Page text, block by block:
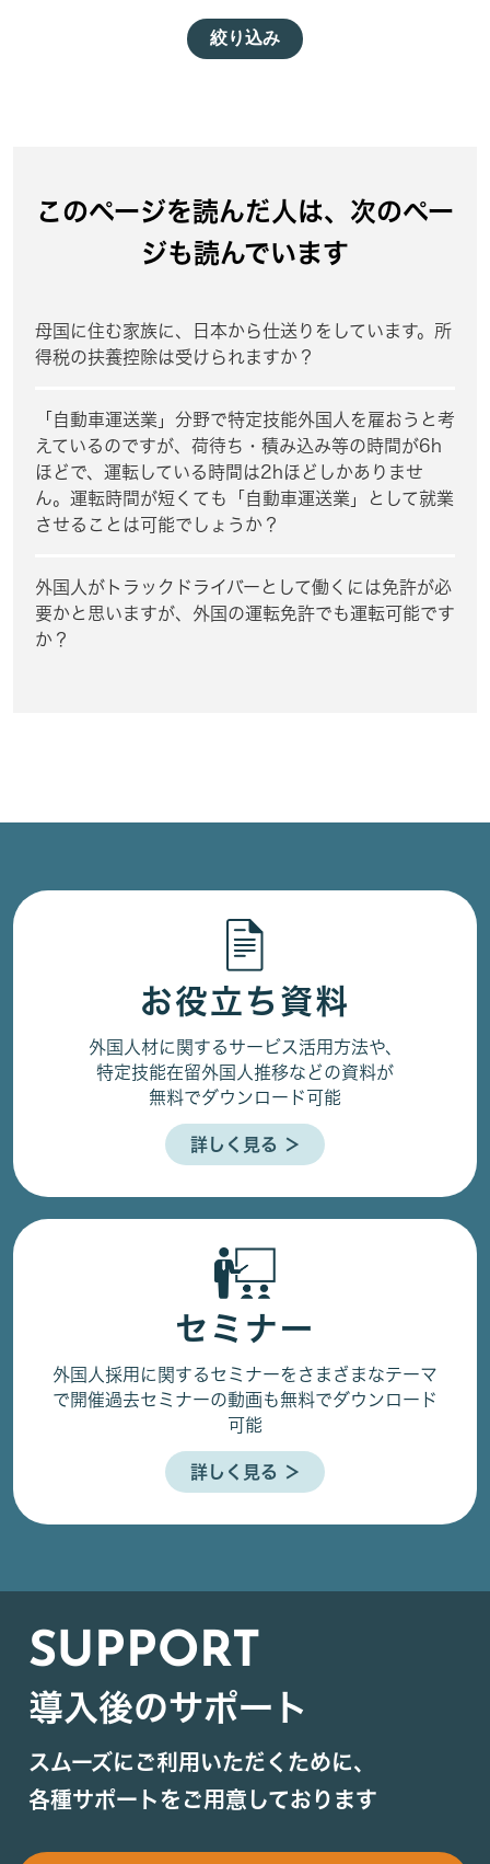
絞り込み
このページを読んだ人は、次のペー
ジも読んでいます
母国に住む家族に、日本から仕送りをしています。所
得税の扶養控除は受けられますか？
「自動車運送業」分野で特定技能外国人を雇おうと考
えているのですが、荷待ち・積み込み等の時間が6h
ほどで、運転している時間は2hほどしかありませ
ん。運転時間が短くても「自動車運送業」として就業
させることは可能でしょうか？
外国人がトラックドライバーとして働くには免許が必
要かと思いますが、外国の運転免許でも運転可能です
か？
お役立ち資料
外国人材に関するサービス活用方法や、
特定技能在留外国人推移などの資料が
無料でダウンロード可能
詳しく見る ＞
セミナー
外国人採用に関するセミナーをさまざまなテーマ
で開催過去セミナーの動画も無料でダウンロード
可能
詳しく見る ＞
SUPPORT
導入後のサポート
スムーズにご利用いただくために、
各種サポートをご用意しております